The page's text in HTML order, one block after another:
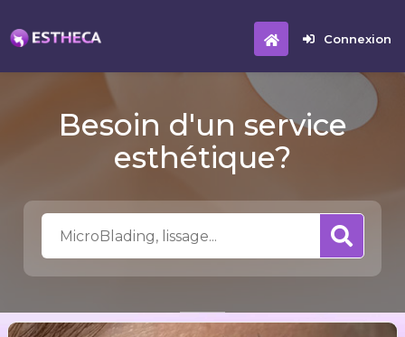
Connexion
Besoin d'un service
esthétique?